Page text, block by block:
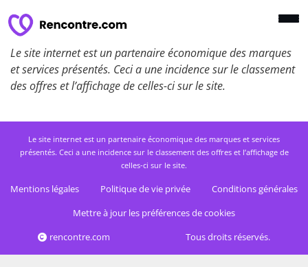
Le site internet est un partenaire économique des marques
et services présentés. Ceci a une incidence sur le classement
des offres et l’affichage de celles-ci sur le site.
Le site internet est un partenaire économique des marques et services
présentés. Ceci a une incidence sur le classement des offres et l’affichage de
celles-ci sur le site.
Mentions légales Politique de vie privée
Conditions générales
Mettre à jour les préférences de cookies
rencontre.com
Tous droits réservés.